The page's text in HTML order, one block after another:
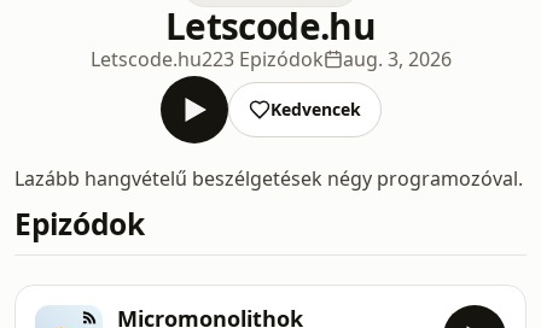
Letscode.hu
Letscode.hu223 Epizódok aug. 3, 2026
Kedvencek
Lazább hangvételű beszélgetések négy programozóval.
Epizódok
Micromonolithok